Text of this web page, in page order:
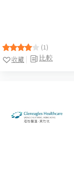
(1)
比較
收藏